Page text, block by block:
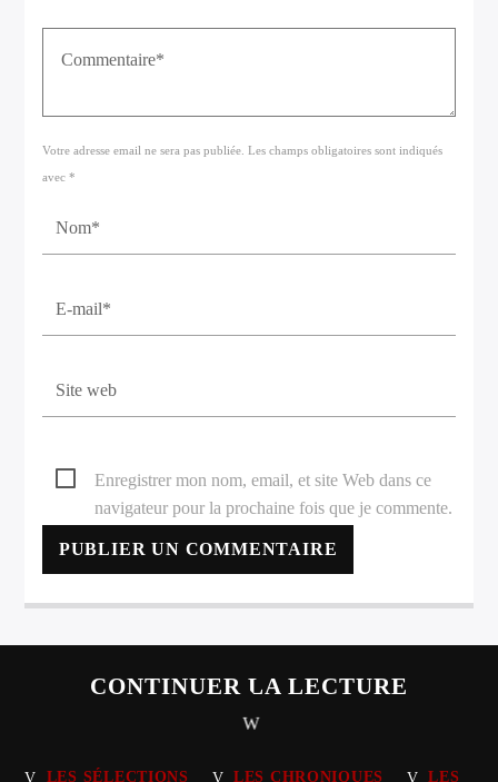
Votre adresse email ne sera pas publiée. Les champs obligatoires sont indiqués
avec *
Enregistrer mon nom, email, et site Web dans ce
navigateur pour la prochaine fois que je commente.
CONTINUER LA LECTURE
LES SÉLECTIONS LES CHRONIQUES LES